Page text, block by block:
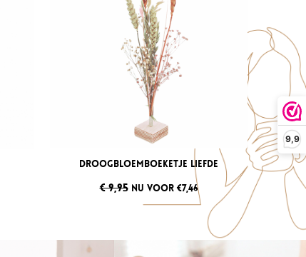
9,9
Droogbloemboeketje Liefde
€ 9,95NU VOOR €7,46